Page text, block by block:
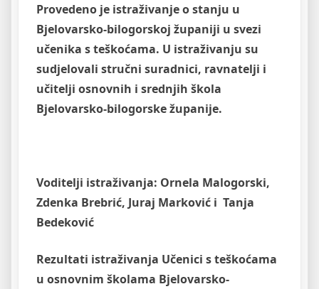
Provedeno je istraživanje o stanju u
Bjelovarsko-bilogorskoj županiji u svezi
učenika s teškoćama. U istraživanju su
sudjelovali stručni suradnici, ravnatelji i
učitelji osnovnih i srednjih škola
Bjelovarsko-bilogorske županije.
Voditelji istraživanja: Ornela Malogorski,
Zdenka Brebrić, Juraj Marković i Tanja
Bedeković
Rezultati istraživanja Učenici s teškoćama
u osnovnim školama Bjelovarsko-